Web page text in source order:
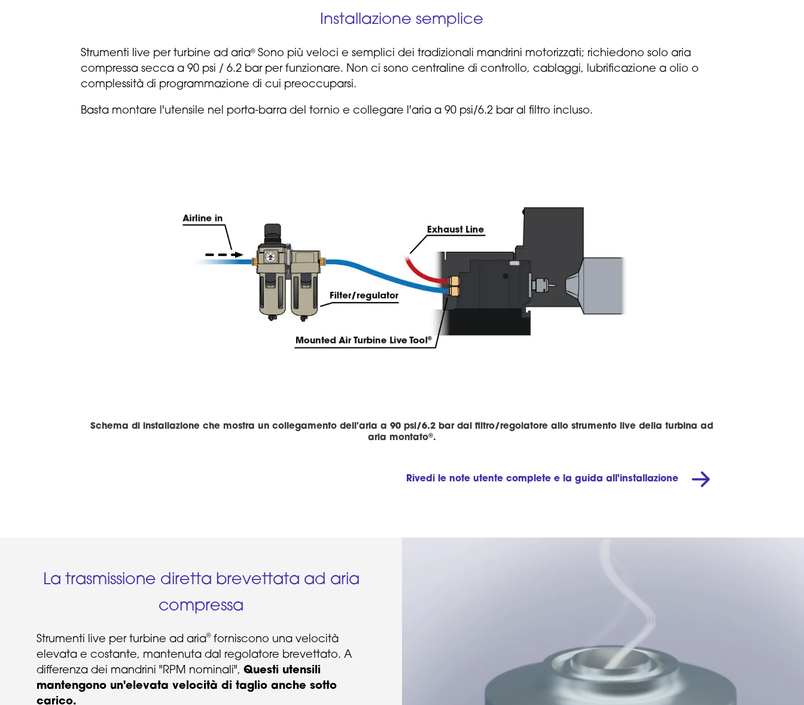
Installazione semplice
Strumenti live per turbine ad aria®Sono più veloci e semplici dei tradizionali mandrini motorizzati; richiedono solo aria
compressa secca a 90 psi / 6.2 bar per funzionare. Non ci sono centraline di controllo, cablaggi, lubrificazione a olio o
complessità di programmazione di cui preoccuparsi.
Basta montare l'utensile nel porta-barra del tornio e collegare l'aria a 90 psi/6.2 bar al filtro incluso.
Schema di installazione che mostra un collegamento dell'aria a 90 psi/6.2 bar dal filtro/regolatore allo strumento live della turbina ad
aria montato®.
Rivedi le note utente complete e la guida all'installazione
La trasmissione diretta brevettata ad aria
compressa
Strumenti live per turbine ad aria®forniscono una velocità
elevata e costante, mantenuta dal regolatore brevettato. A
differenza dei mandrini "RPM nominali", Questi utensili
mantengono un'elevata velocità di taglio anche sotto
carico.